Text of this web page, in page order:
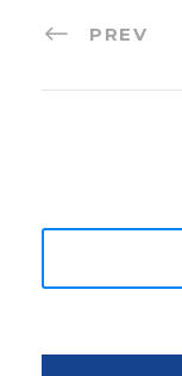
PREV